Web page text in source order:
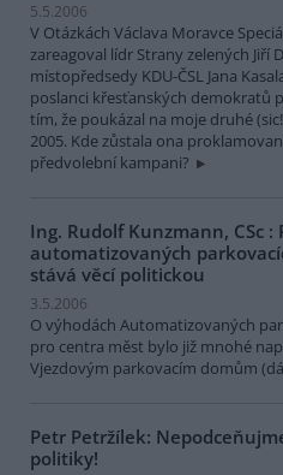
5.5.2006
V Otázkách Václava Moravce
zareagoval lídr Strany zelených Jiří
místopředsedy KDU-ČSL Jana
poslanci křesťanských demokratů
tím, že poukázal na moje druhé
2005. Kde zůstala ona
předvolební kampani?
Ing. Rudolf Kunzmann, CSc :
automatizovaných
stává věcí politickou
3.5.2006
O výhodách Automatizovaných
pro centra měst bylo již mnohé
Vjezdovým parkovacím domům
Petr Petržílek:
politiky!